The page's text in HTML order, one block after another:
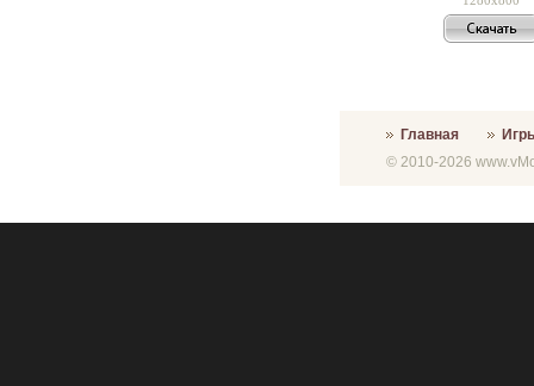
Главная
© 2010-2026